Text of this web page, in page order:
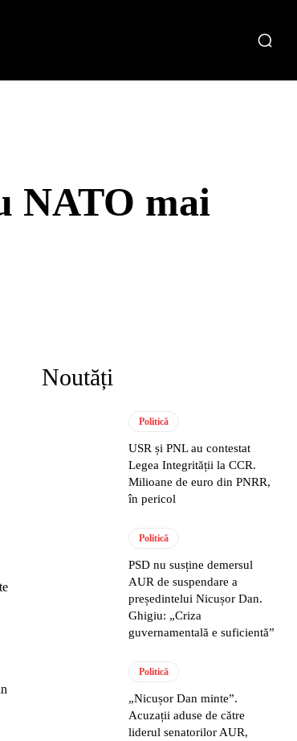
NATO mai
Noutăți
Politică
USR și PNL au contestat
Legea Integrității la CCR.
Milioane de euro din PNRR,
în pericol
Politică
PSD nu susține demersul
AUR de suspendare a
președintelui Nicușor Dan.
Ghigiu: „Criza
guvernamentală e suficientă”
Politică
„Nicușor Dan minte”.
Acuzații aduse de către
liderul senatorilor AUR,